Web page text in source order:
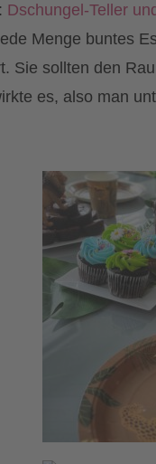
Dschungel-Teller
Menge buntes
Sie sollten den
es, also man